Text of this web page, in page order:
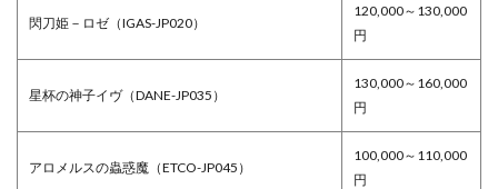
閃刀姫－ロゼ（IGAS-JP020）
120,000～130,000
円
星杯の神子イヴ（DANE-JP035）
130,000～160,000
円
アロメルスの蟲惑魔（ETCO-JP045）
100,000～110,000
円